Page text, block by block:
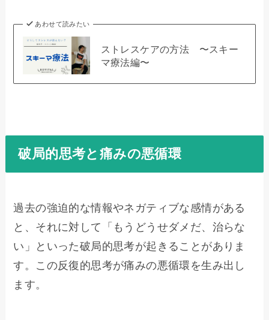
あわせて読みたい
ストレスケアの方法 〜スキー
マ療法編〜
破局的思考と痛みの悪循環
過去の強迫的な情報やネガティブな感情がある
と、それに対して「もうどうせダメだ、治らな
い」といった破局的思考が起きることがありま
す。この反復的思考が痛みの悪循環を生み出し
ます。